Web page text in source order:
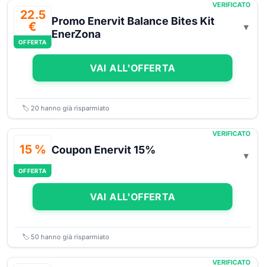
22.5
€
OFFERTA
VERIFICATO
Promo Enervit Balance Bites Kit
EnerZona
VAI ALL'OFFERTA
🏷️ 20 hanno già risparmiato
15 %
OFFERTA
VERIFICATO
Coupon Enervit 15%
VAI ALL'OFFERTA
🏷️ 50 hanno già risparmiato
VERIFICATO